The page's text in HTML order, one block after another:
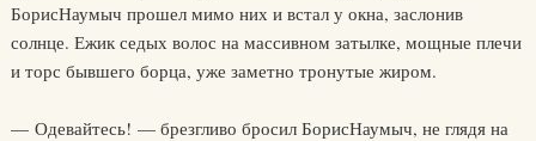
БорисНаумыч прошел мимо них и встал у окна, заслонив
солнце. Ежик седых волос на массивном затылке, мощные плечи
и торс бывшего борца, уже заметно тронутые жиром.
— Одевайтесь! — брезгливо бросил БорисНаумыч, не глядя на